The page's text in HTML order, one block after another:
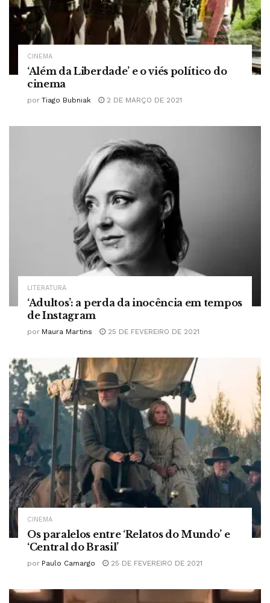
CINEMA
‘Além da Liberdade’ e o viés político do
cinema
por Tiago Bubniak 2 DE MARÇO DE 2021
LITERATURA
‘Adultos’: a perda da inocência em tempos
de Instagram
por Maura Martins 25 DE FEVEREIRO DE 2021
CINEMA
Os paralelos entre ‘Relatos do Mundo’ e
‘Central do Brasil’
por Paulo Camargo 25 DE FEVEREIRO DE 2021